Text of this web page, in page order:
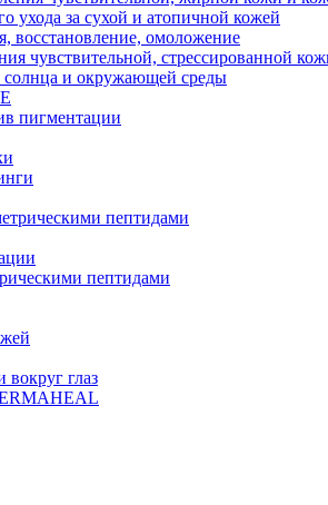
ухода за сухой и атопичной кожей
восстановление, омоложение
чувствительной, стрессированной
солнца и окружающей среды
пигментации
пептидами
пептидами
вокруг глаз